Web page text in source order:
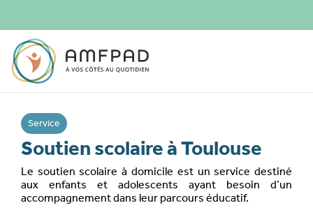
Service
Soutien scolaire à Toulouse
Le soutien scolaire à domicile est un service destiné
aux enfants et adolescents ayant besoin d’un
accompagnement dans leur parcours éducatif.